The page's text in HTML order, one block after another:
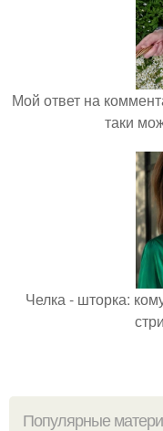
Мой ответ на
таки
Челка - шторка:
Популярные